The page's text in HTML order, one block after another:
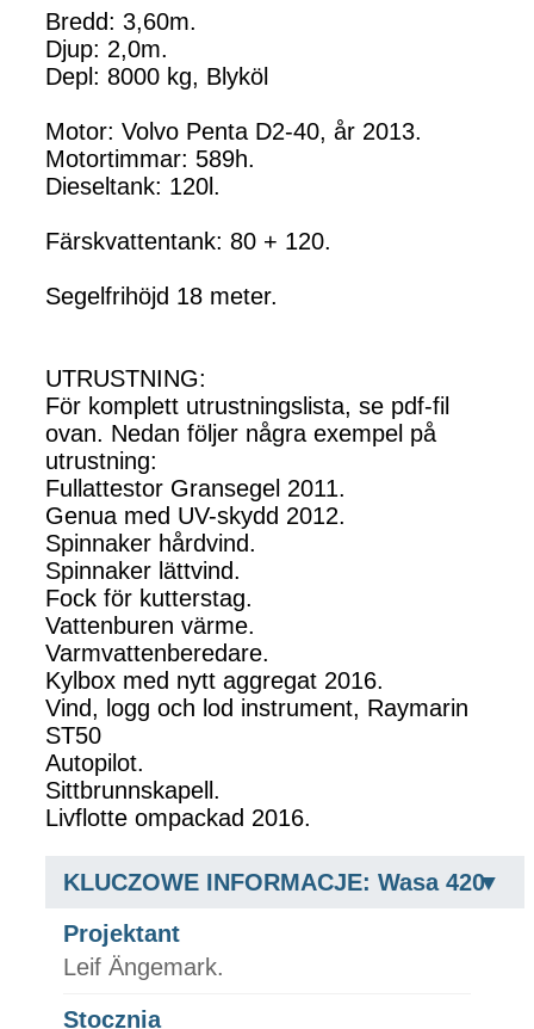
Bredd: 3,60m.
Djup: 2,0m.
Depl: 8000 kg, Blyköl
Motor: Volvo Penta D2-40, år 2013.
Motortimmar: 589h.
Dieseltank: 120l.
Färskvattentank: 80 + 120.
Segelfrihöjd 18 meter.
UTRUSTNING:
För komplett utrustningslista, se pdf-fil
ovan. Nedan följer några exempel på
utrustning:
Fullattestor Gransegel 2011.
Genua med UV-skydd 2012.
Spinnaker hårdvind.
Spinnaker lättvind.
Fock för kutterstag.
Vattenburen värme.
Varmvattenberedare.
Kylbox med nytt aggregat 2016.
Vind, logg och lod instrument, Raymarin
ST50
Autopilot.
Sittbrunnskapell.
Livflotte ompackad 2016.
KLUCZOWE INFORMACJE: Wasa 420
Projektant
Leif Ängemark.
Stocznia